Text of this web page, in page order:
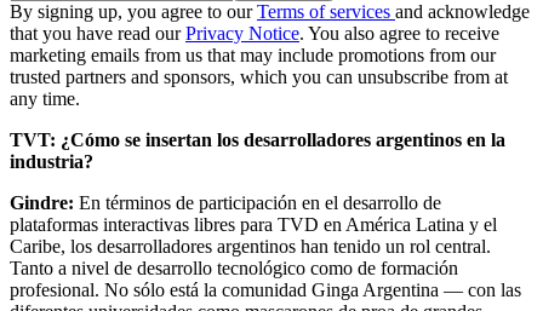
By signing up, you agree to ourTerms of services and acknowledge
that you have read ourPrivacy Notice. You also agree to receive
marketing emails from us that may include promotions from our
trusted partners and sponsors, which you can unsubscribe from at
any time.
TVT: ¿Cómo se insertan los desarrolladores argentinos en la
industria?
Gindre: En términos de participación en el desarrollo de
plataformas interactivas libres para TVD en América Latina y el
Caribe, los desarrolladores argentinos han tenido un rol central.
Tanto a nivel de desarrollo tecnológico como de formación
profesional. No sólo está la comunidad Ginga Argentina — con las